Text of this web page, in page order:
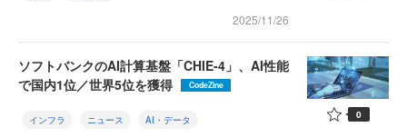
2025/11/26
ソフトバンクのAI計算基盤「CHIE-4」、AI性能
で国内1位／世界5位を獲得
CodeZine
インフラ ニュース AI・データ 0